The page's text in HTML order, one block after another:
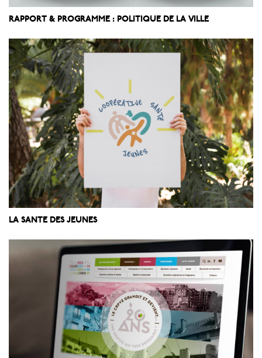
RAPPORT & PROGRAMME : POLITIQUE DE LA VILLE
LA SANTE DES JEUNES